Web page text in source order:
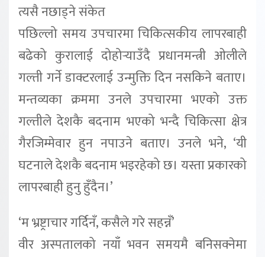
त्यसै नछाड्ने संकेत
पछिल्लो समय उपचारमा चिकित्सकीय लापरबाही
बढेको कुरालाई दोहोर्‍याउँदै प्रधानमन्त्री ओलीले
गल्ती गर्ने डाक्टरलाई उन्मुक्ति दिन नसकिने बताए।
मन्तव्यका क्रममा उनले उपचारमा भएको उक्त
गल्तीले देशकै बदनाम भएको भन्दै चिकित्सा क्षेत्र
गैरजिम्मेवार हुन नपाउने बताए। उनले भने, ‘यी
घटनाले देशकै बदनाम भइरहेको छ। यस्ता प्रकारको
लापरबाही हुनु हुँदैन।’
‘म भ्रष्ट्राचार गर्दिनँ, कसैले गरे सहन्नँ’
वीर अस्पतालको नयाँ भवन समयमै बनिसक्नेमा